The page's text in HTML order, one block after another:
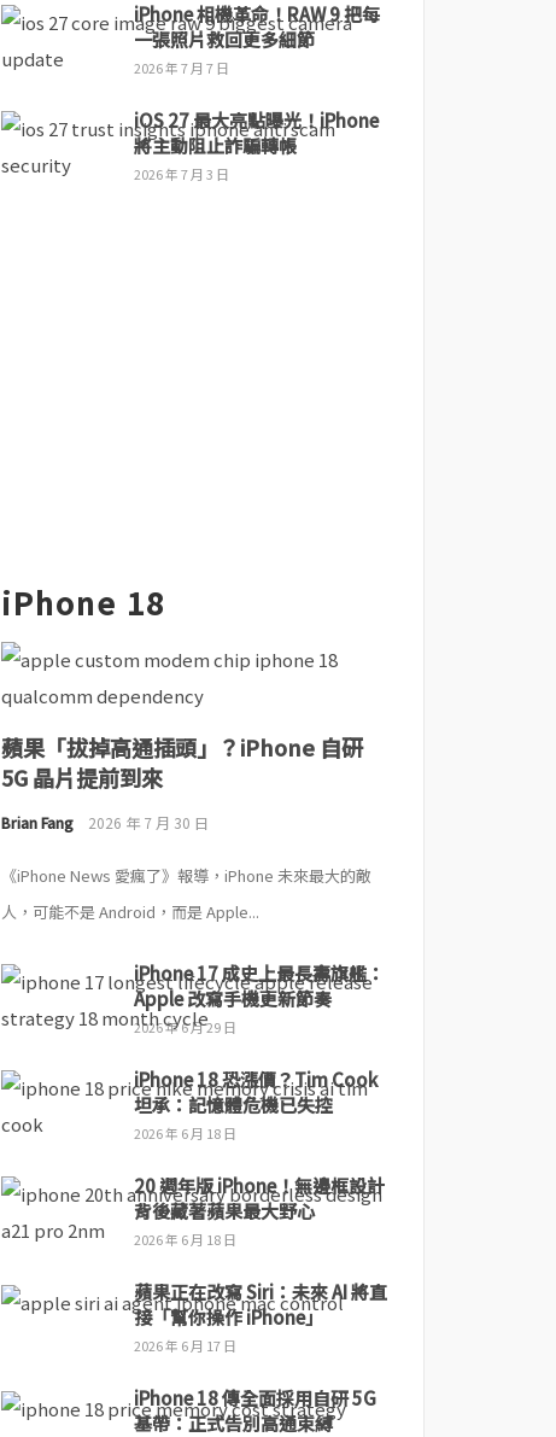
iPhone 相機革命！RAW 9 把每
一張照片救回更多細節
2026 年 7 月 7 日
iOS 27 最大亮點曝光！iPhone
將主動阻止詐騙轉帳
2026 年 7 月 3 日
iPhone 18
蘋果「拔掉高通插頭」？iPhone 自研
5G 晶片提前到來
Brian Fang 2026 年 7 月 30 日
《iPhone News 愛瘋了》報導，iPhone 未來最大的敵
人，可能不是 Android，而是 Apple...
iPhone 17 成史上最長壽旗艦：
Apple 改寫手機更新節奏
2026 年 6 月 29 日
iPhone 18 恐漲價？Tim Cook
坦承：記憶體危機已失控
2026 年 6 月 18 日
20 週年版 iPhone！無邊框設計
背後藏著蘋果最大野心
2026 年 6 月 18 日
蘋果正在改寫 Siri：未來 AI 將直
接「幫你操作 iPhone」
2026 年 6 月 17 日
iPhone 18 傳全面採用自研 5G
基帶：正式告別高通束縛